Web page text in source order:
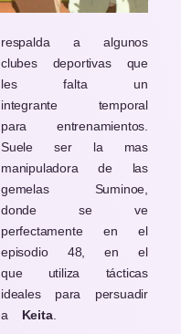
respalda a algunos
clubes deportivas que
les falta un
integrante temporal
para entrenamientos.
Suele ser la mas
manipuladora de las
gemelas Suminoe,
donde se ve
perfectamente en el
episodio 48, en el
que utiliza tácticas
ideales para persuadir
a Keita.